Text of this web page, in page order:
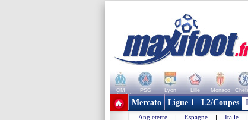
OM PSG Lyon Lille Monaco
+ de clubs
Mercato Ligue 1 L2/Coupes
Angleterre | Espagne | Italie |